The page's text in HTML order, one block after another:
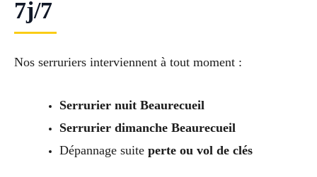
7j/7
Nos serruriers interviennent à tout moment :
Serrurier nuit Beaurecueil
Serrurier dimanche Beaurecueil
Dépannage suite perte ou vol de clés